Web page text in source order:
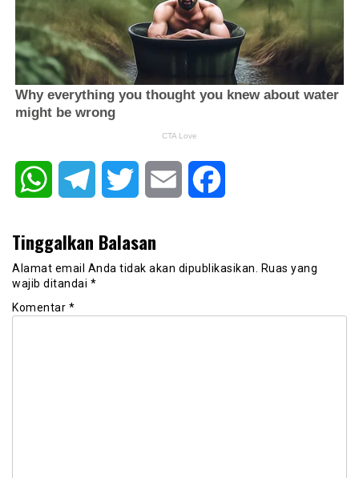
WhatsAppTelegram Twitter Email
Tinggalkan Balasan
Alamat email Anda tidak akan dipublikasikan.
Ruas yang
wajib ditandai *
Komentar *